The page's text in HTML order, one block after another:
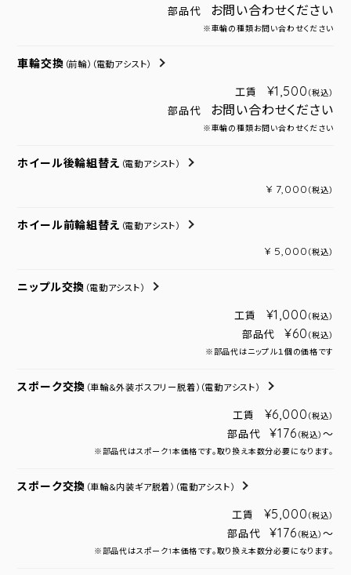
部品代 お問い合わせください
※車輪の種類お問い合わせください
車輪交換 （前輪） （電動アシスト）
工賃 ¥1,500 （税込）
部品代 お問い合わせください
※車輪の種類お問い合わせください
ホイール後輪組替え （電動アシスト）
¥ 7,000 （税込）
ホイール前輪組替え （電動アシスト）
¥ 5,000 （税込）
ニップル交換 （電動アシスト）
工賃 ¥1,000 （税込）
部品代 ¥60 （税込）
※部品代はニップル１個の価格です
スポーク交換 （車輪＆外装ボスフリー脱着） （電動アシスト）
工賃 ¥6,000 （税込）
部品代 ¥176 （税込） ～
※部品代はスポーク1本価格です。取り換え本数分必要になります。
スポーク交換 （車輪＆内装ギア脱着） （電動アシスト）
工賃 ¥5,000 （税込）
部品代 ¥176 （税込） ～
※部品代はスポーク1本価格です。取り換え本数分必要になります。